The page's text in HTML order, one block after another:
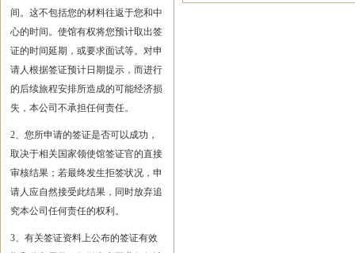
间。这不包括您的材料往返于您和中
心的时间。使馆有权将您预计取出签
证的时间延期，或要求面试等。对申
请人根据签证预计日期提示，而进行
的后续旅程安排所造成的可能经济损
失，本公司不承担任何责任。
2、您所申请的签证是否可以成功，
取决于相关国家领使馆签证官的直接
审核结果；若最终发生拒签状况，申
请人应自然接受此结果，同时放弃追
究本公司任何责任的权利。
3、有关签证资料上公布的签证有效